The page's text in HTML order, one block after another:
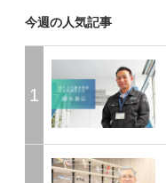
今週の人気記事
1